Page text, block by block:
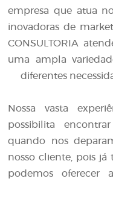
empresa que atua
inovadoras de
CONSULTORIA
uma ampla
diferentes
Nossa vasta
possibilita
quando nos
nosso cliente, pois já
podemos oferecer